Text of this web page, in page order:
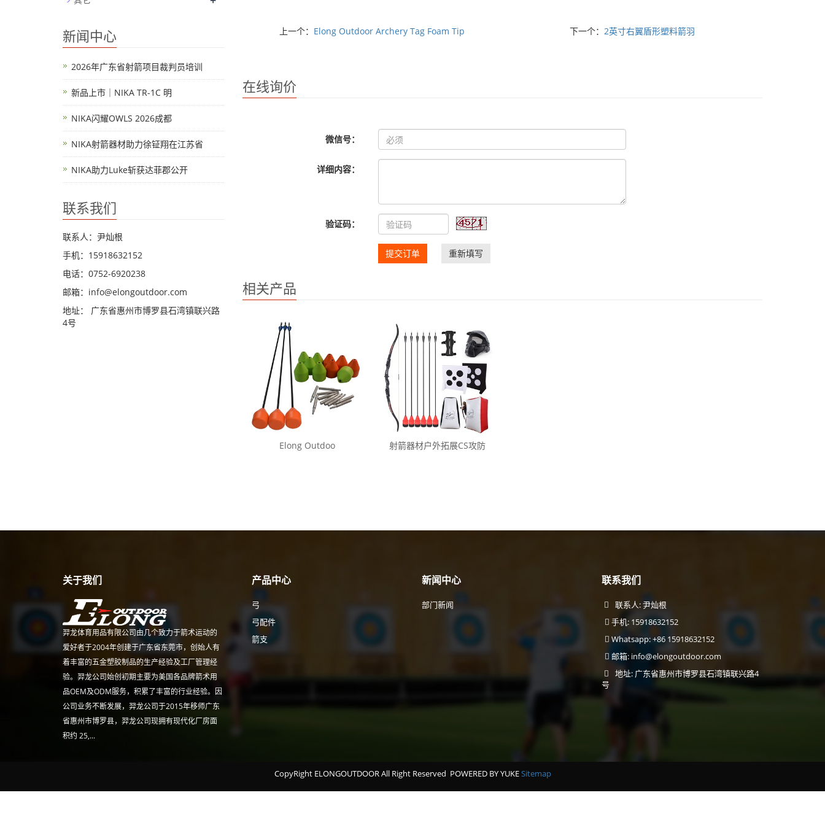
上一个： Elong Outdoor Archery Tag Foam Tip 下一个：2英寸右翼盾形塑料箭羽
在线询价
微信号：
详细内容：
验证码：
提交订单 重新填写
相关产品
Elong Outdoo 射箭器材户外拓展CS攻防
新闻中心
2026年广东省射箭项目裁判员培训
新品上市｜NIKA TR-1C 明
NIKA闪耀OWLS 2026成都
NIKA射箭器材助力徐钲翔在江苏省
NIKA助力Luke斩获达菲郡公开
联系我们
联系人：尹灿根
手机：15918632152
电话：0752-6920238
邮箱： info@elongoutdoor.com
地址： 广东省惠州市博罗县石湾镇联兴路
4号
关于我们
羿龙体育用品有限公司由几个致力于箭术运动的
爱好者于2004年创建于广东省东莞市，创始人有
着丰富的五金塑胶制品的生产经验及工厂管理经
验。羿龙公司始创初期主要为美国各品牌箭术用
品OEM及ODM服务，积累了丰富的行业经验。因
公司业务不断发展，羿龙公司于2015年移师广东
省惠州市博罗县，羿龙公司现拥有现代化厂房面
积约 25,...
产品中心
弓
弓配件
箭支
新闻中心
部门新闻
联系我们
联系人: 尹灿根
手机: 15918632152
Whatsapp: +86 15918632152
邮箱: info@elongoutdoor.com
地址: 广东省惠州市博罗县石湾镇联兴路4
号
CopyRight ELONGOUTDOOR All Right Reserved POWERED BY YUKESitemap